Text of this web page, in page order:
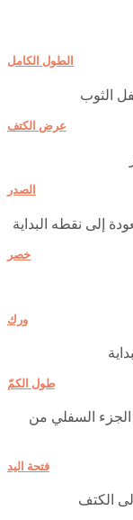
الطول الكامل
عرض الكتف
الصدر
خصر
ورك
طول الكمّ
السفلي من
فتحة اليد